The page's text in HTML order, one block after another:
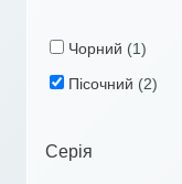
Чорний (1)
Пісочний (2)
Серія